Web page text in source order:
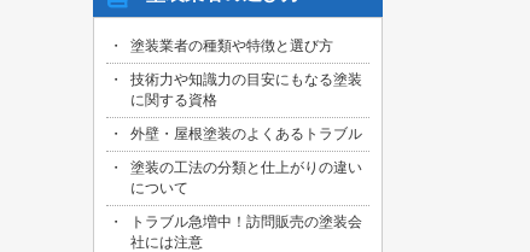
塗装業者の種類や特徴と選び方
技術力や知識力の目安にもなる塗装
に関する資格
外壁・屋根塗装のよくあるトラブル
塗装の工法の分類と仕上がりの違い
について
トラブル急増中！訪問販売の塗装会
社には注意